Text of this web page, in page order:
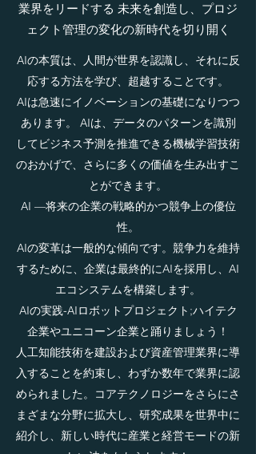
業界をリードする 未来を創造し、プロジ
ェクト管理の変化の新時代を切り開く
AIの本質は、人間が世界を認識し、それに反
応する方法を学び、超越することです。
AIは急速にイノベーションの基礎になりつつ
あります。 AIは、データのパターンを識別
してビジネス予測を推進できる機械学習技術
のおかげで、さらに多くの価値を生み出すこ
とができます。
AI —将来の企業の戦略的かつ競争上の優位
性。
AIの変革は一般的な傾向です。競争力を維持
するために、企業は最終的にAIを採用し、AI
エコシステムを構築します。
AIの実践-AIロボットプロジェクト;ハイテク
企業やユニコーン企業と踊りましょう！
人工知能技術を建設および資産管理業界に導
入することを約束し、わずか数年で業界に認
められました。コアテクノロジーをさらにさ
まざまな分野に拡大し、研究成果を世界中に
紹介し、新しい時代に産業と経営モードの新